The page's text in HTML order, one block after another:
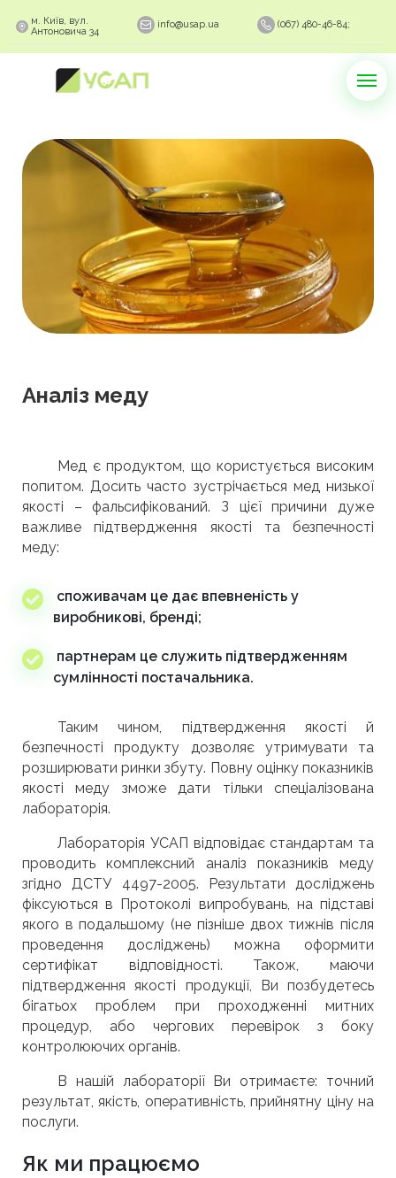
м. Київ, вул.
Антоновича 34
info@usap.ua (067) 480-46-84;
Аналіз меду
Мед є продуктом, що користується високим
попитом. Досить часто зустрічається мед низької
якості – фальсифікований. З цієї причини дуже
важливе підтвердження якості та безпечності
меду:
споживачам це дає впевненість у
виробникові, бренді;
партнерам це служить підтвердженням
сумлінності постачальника.
Таким чином, підтвердження якості й
безпечності продукту дозволяє утримувати та
розширювати ринки збуту. Повну оцінку показників
якості меду зможе дати тільки спеціалізована
лабораторія.
Лабораторія УСАП відповідає стандартам та
проводить комплексний аналіз показників меду
згідно ДСТУ 4497-2005. Результати досліджень
фіксуються в Протоколі випробувань, на підставі
якого в подальшому (не пізніше двох тижнів після
проведення досліджень) можна оформити
сертифікат відповідності. Також, маючи
підтвердження якості продукції, Ви позбудетесь
бігатьох проблем при проходженні митних
процедур, або чергових перевірок з боку
контролюючих органів.
В нашій лабораторії Ви отримаєте: точний
результат, якість, оперативність, прийнятну ціну на
послуги.
Як ми працюємо